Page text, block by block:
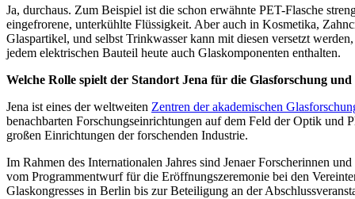
Ja, durchaus. Zum Beispiel ist die schon erwähnte PET-Flasche
eingefrorene, unterkühlte Flüssigkeit. Aber auch in Kosmetika,
Glaspartikel, und selbst Trinkwasser kann mit diesen versetzt
jedem elektrischen Bauteil heute auch Glaskomponenten enthalten.
Welche Rolle spielt der Standort Jena für die Glasforschung
Jena ist eines der weltweiten Zentren der akademischen
benachbarten Forschungseinrichtungen auf dem Feld der Optik
großen Einrichtungen der forschenden Industrie.
Im Rahmen des Internationalen Jahres sind Jenaer Forscherinnen
vom Programmentwurf für die Eröffnungszeremonie bei den
Glaskongresses in Berlin bis zur Beteiligung an der